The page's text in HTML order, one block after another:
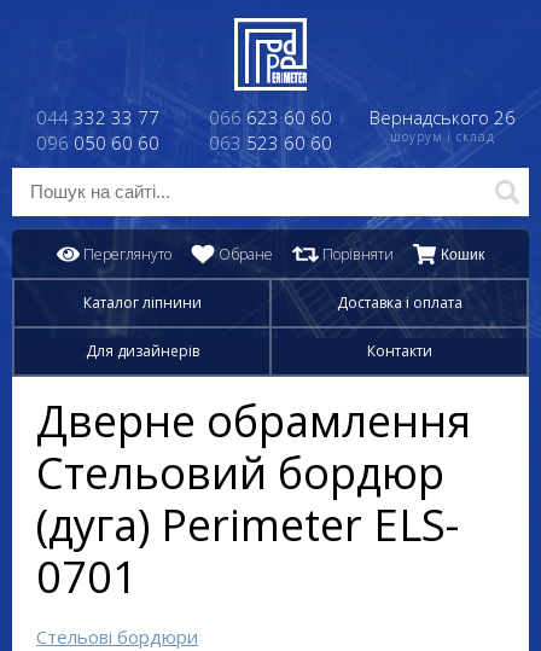
044 332 33 77
096 050 60 60
066 623 60 60
063 523 60 60
Вернадського 26
шоурум і склад
Переглянуто Обране Порівняти Кошик
Каталог ліпнини Доставка і оплата
Для дизайнерів Контакти
Дверне обрамлення
Стельовий бордюр
(дуга) Perimeter ELS-
0701
Стельові бордюри